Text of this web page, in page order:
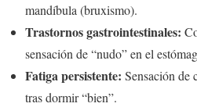
mandíbula (bruxismo).
Trastornos gastrointestinales:
sensación de “nudo” en el
Fatiga persistente: Sensación de
tras dormir “bien”.